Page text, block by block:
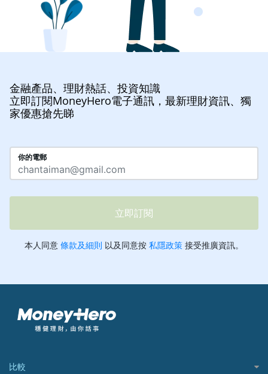
金融產品、理財熱話、投資知識
立即訂閱MoneyHero電子通訊，最新理財資訊、獨
家優惠搶先睇
比較